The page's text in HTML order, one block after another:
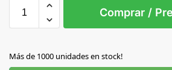
Comprar /
Más de 1000 unidades en stock!